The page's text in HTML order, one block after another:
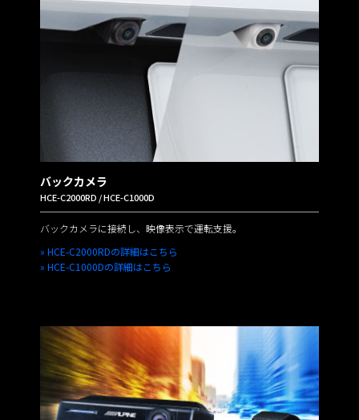
バックカメラ
HCE-C2000RD / HCE-C1000D
バックカメラに接続し、映像表示で運転支援。
» HCE-C2000RDの詳細はこちら
» HCE-C1000Dの詳細はこちら